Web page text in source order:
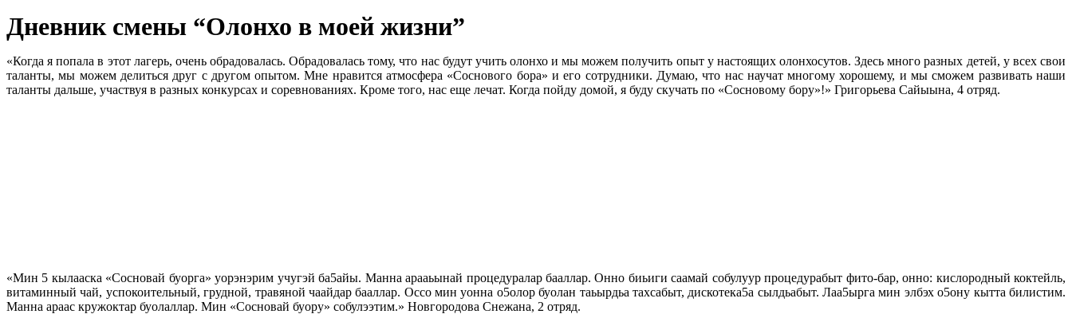
Дневник смены “Олонхо в моей жизни”
«Когда я попала в этот лагерь, очень обрадовалась. Обрадовалась тому, что нас будут учить олонхо и мы можем получить опыт у настоящих олонхосутов. Здесь много разных детей, у всех свои
таланты, мы можем делиться друг с другом опытом. Мне нравится атмосфера «Соснового бора» и его сотрудники. Думаю, что нас научат многому хорошему, и мы сможем развивать наши
таланты дальше, участвуя в разных конкурсах и соревнованиях. Кроме того, нас еще лечат. Когда пойду домой, я буду скучать по «Сосновому бору»!» Григорьева Сайыына, 4 отряд.
«Мин 5 кылааска «Сосновай буорга» уорэнэрим учугэй ба5айы. Манна арааьынай процедуралар бааллар. Онно биьиги саамай собулуур процедурабыт фито-бар, онно: кислородный коктейль,
витаминный чай, успокоительный, грудной, травяной чаайдар бааллар. Оссо мин уонна о5олор буолан таьырдьа тахсабыт, дискотека5а сылдьабыт. Лаа5ырга мин элбэх о5ону кытта билистим.
Манна араас кружоктар буолаллар. Мин «Сосновай буору» собулээтим.» Новгородова Снежана, 2 отряд.